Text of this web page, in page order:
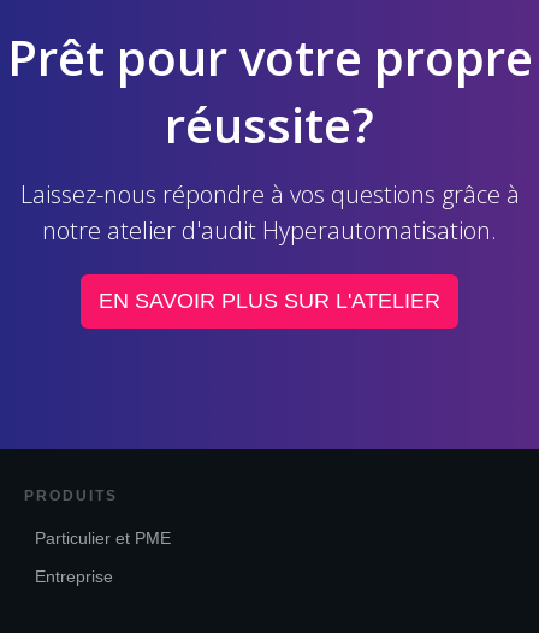
Prêt pour votre propre
réussite?
Laissez-nous répondre à vos questions grâce à
notre atelier d'audit Hyperautomatisation.
EN SAVOIR PLUS SUR L'ATELIER
PRODUITS
Particulier et PME
Entreprise